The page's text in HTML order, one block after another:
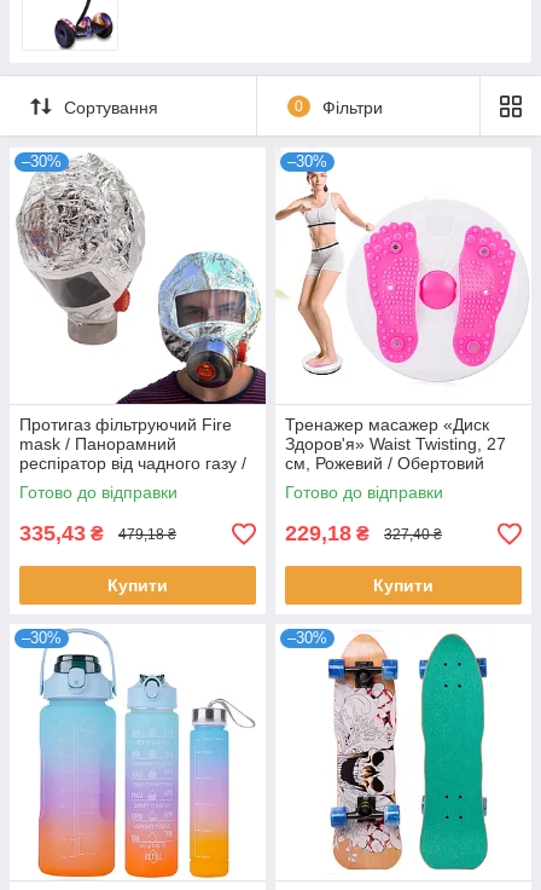
Сортування 0 Фільтри
–30%
Протигаз фільтруючий Fire
mask / Панорамний
респіратор від чадного газу /
Маска-рятувальник
Готово до відправки
335,43 ₴ 479,18 ₴
Купити
–30%
Тренажер масажер «Диск
Здоров'я» Waist Twisting, 27
см, Рожевий / Обертовий
диск / Диск для схуднення
Готово до відправки
229,18 ₴ 327,40 ₴
Купити
–30% –30%